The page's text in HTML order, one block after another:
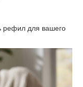
рефил для вашего